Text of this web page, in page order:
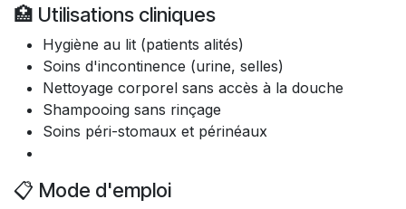
🏥 Utilisations cliniques
Hygiène au lit (patients alités)
Soins d'incontinence (urine, selles)
Nettoyage corporel sans accès à la douche
Shampooing sans rinçage
Soins péri-stomaux et périnéaux
📋 Mode d'emploi